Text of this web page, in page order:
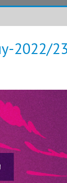
Карпати
2022/